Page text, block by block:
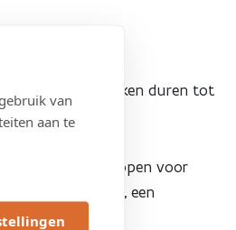
van
aan te
De werken duren tot
weer open voor
rijweg, een